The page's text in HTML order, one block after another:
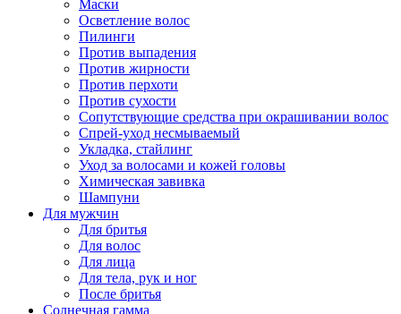
Маски
Осветление волос
Пилинги
Против выпадения
Против жирности
Против перхоти
Против сухости
Сопутствующие средства при окрашивании волос
Спрей-уход несмываемый
Укладка, стайлинг
Уход за волосами и кожей головы
Химическая завивка
Шампуни
Для мужчин
Для бритья
Для волос
Для лица
Для тела, рук и ног
После бритья
Солнечная гамма